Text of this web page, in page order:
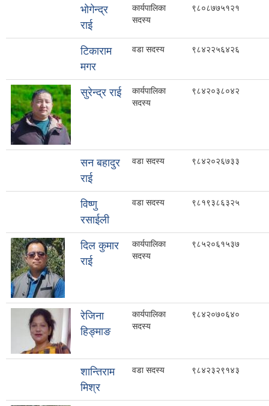
भोगेन्द्र
राई
कार्यपालिका
सदस्य
९८०८७७५१२१
टिकाराम
मगर
वडा सदस्य ९८४२२५६४२६
सुरेन्द्र राई
कार्यपालिका
सदस्य
९८४२०३८०४२
सन बहादुर
राई
वडा सदस्य ९८४२०२६७३३
विष्णु
रसाईली
वडा सदस्य ९८१९३८६३२५
दिल कुमार
राई
कार्यपालिका
सदस्य
९८५२०६१५३७
रेजिना
हिङ्माङ
कार्यपालिका
सदस्य
९८४२०७०६४०
शान्तिराम
मिश्र
वडा सदस्य ९८४२३२९१४३